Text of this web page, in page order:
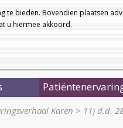
te bieden. Bovendien plaatsen
u hiermee akkoord.
Startpagina
Karen > 11) d.d.